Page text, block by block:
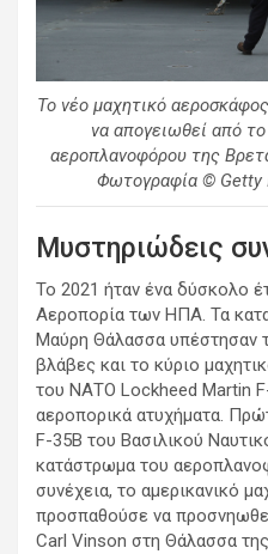
Το νέο μαχητικό
να απογειωθεί από
αεροπλανοφόρου της
Φωτογραφία ©
Μυστηριώδεις
Το 2021 ήταν ένα δύσκολο
Αεροπορία των ΗΠΑ. Τα
Μαύρη Θάλασσα υπέστησαν
βλάβες και το κύριο
του ΝΑΤΟ Lockheed Martin
αεροπορικά ατυχήματα.
F-35B του Βασιλικού
κατάστρωμα του
συνέχεια, το αμερικανικό
προσπαθούσε να
Carl Vinson στη Θάλασσα